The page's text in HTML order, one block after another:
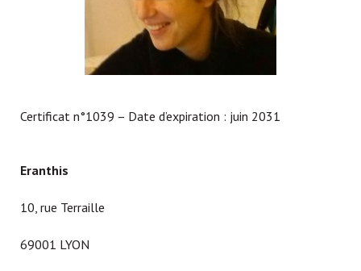
Certificat n°1039 – Date d’expiration : juin 2031
Eranthis
10, rue Terraille
69001 LYON